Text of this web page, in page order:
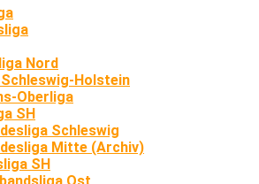
Nord
Holstein
Oberliga
SH
Schleswig
Mitte (Archiv)
SH